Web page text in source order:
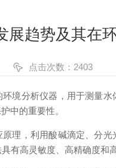
展趋势及其在
点击次数：2403
分析仪器，用于测量水
中的重要性。
，利用酸碱滴定、分光
有高灵敏度、高精确度和